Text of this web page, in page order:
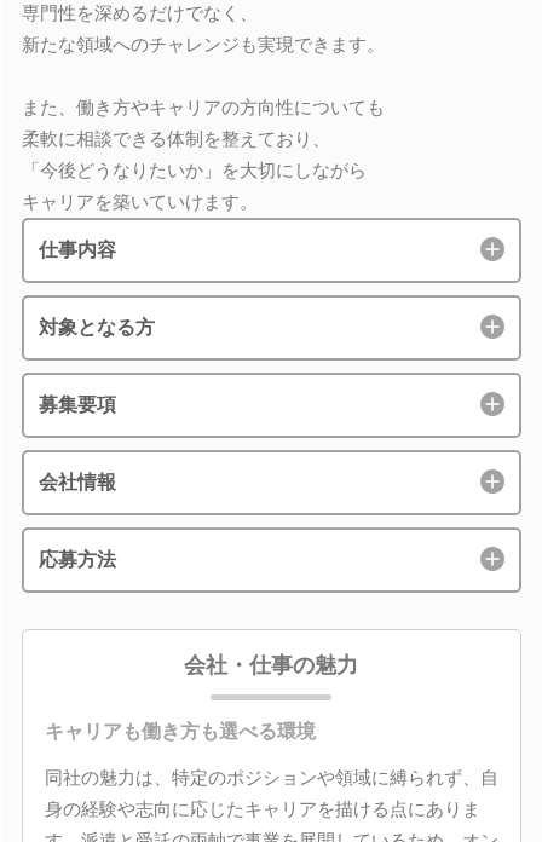
専門性を深めるだけでなく、
新たな領域へのチャレンジも実現できます。
また、働き方やキャリアの方向性についても
柔軟に相談できる体制を整えており、
「今後どうなりたいか」を大切にしながら
キャリアを築いていけます。
仕事内容
対象となる方
募集要項
会社情報
応募方法
会社・仕事の魅力
キャリアも働き方も選べる環境
同社の魅力は、特定のポジションや領域に縛られず、自
身の経験や志向に応じたキャリアを描ける点にありま